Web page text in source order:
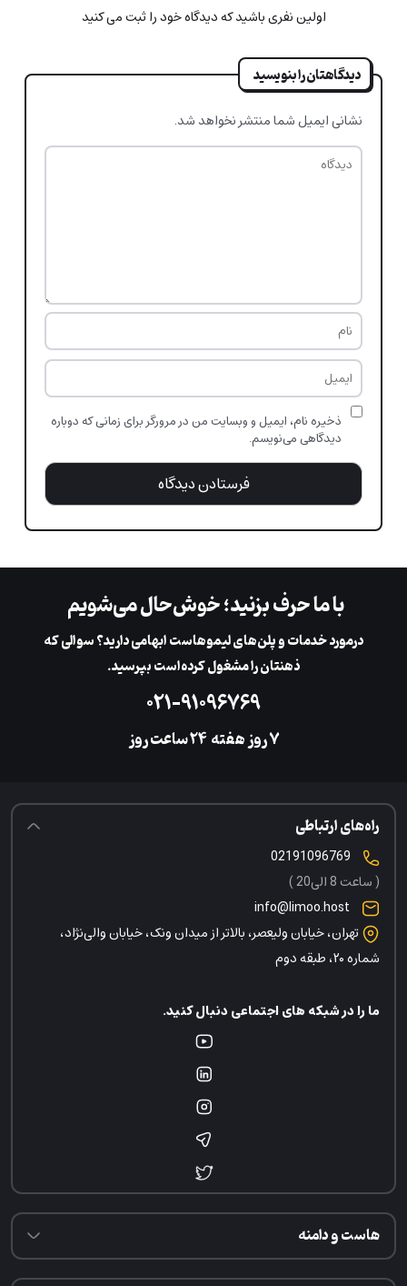
اولین نفری باشید که دیدگاه خود را ثبت می کنید
دیدگاهتان را بنویسید
نشانی ایمیل شما منتشر نخواهد شد.
ذخیره نام، ایمیل و وبسایت من در مرورگر برای زمانی که دوباره
دیدگاهی می‌نویسم.
با ما حرف بزنید؛ خوش‌حال می‌شویم
در‌مورد خدمات و پلن‌های لیمو‌هاست ابهامی دارید؟ سوالی که
ذهنتان را مشغول کرده‌است بپرسید.
۰۲۱-۹۱۰۹۶۷۶۹
۷ روز هفته ‌۲۴ ساعت روز
هاست و دامنه
راه‌های ارتباطی
( ساعت 8 الی20 )
info@limoo.host
تهران، خیابان ولیعصر، بالاتر از میدان ونک، خیابان والی‌نژاد،
شماره ۲۰، طبقه دوم
ما را در شبکه های اجتماعی دنبال کنید.